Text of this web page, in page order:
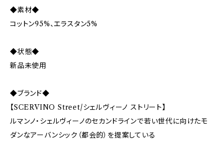
◆素材◆
コットン95%、エラスタン5%
◆状態◆
新品未使用
◆ブランド◆
【SCERVINO Street/シェルヴィーノ ストリート】
ルマンノ・シェルヴィーノのセカンドラインで若い世代に向けたモ
ダンなアーバンシック（都会的）を提案している